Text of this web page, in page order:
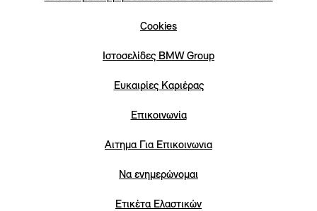
Cookies
Iστοσελίδες BMW Group
Eυκαιρίες Καριέρας
Επικοινωνία
Αιτημα Για Επικοινωνια
Να ενημερώνομαι
Ετικέτα Ελαστικών